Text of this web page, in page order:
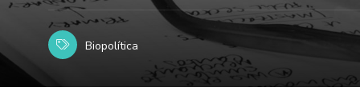
Biopolítica